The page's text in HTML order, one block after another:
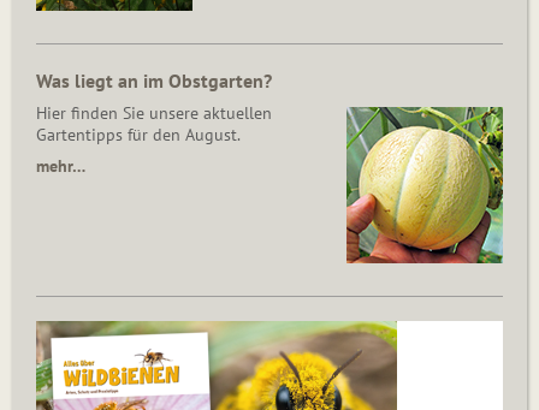
Was liegt an im Obstgarten?
Hier finden Sie unsere aktuellen
Gartentipps für den August.
mehr…